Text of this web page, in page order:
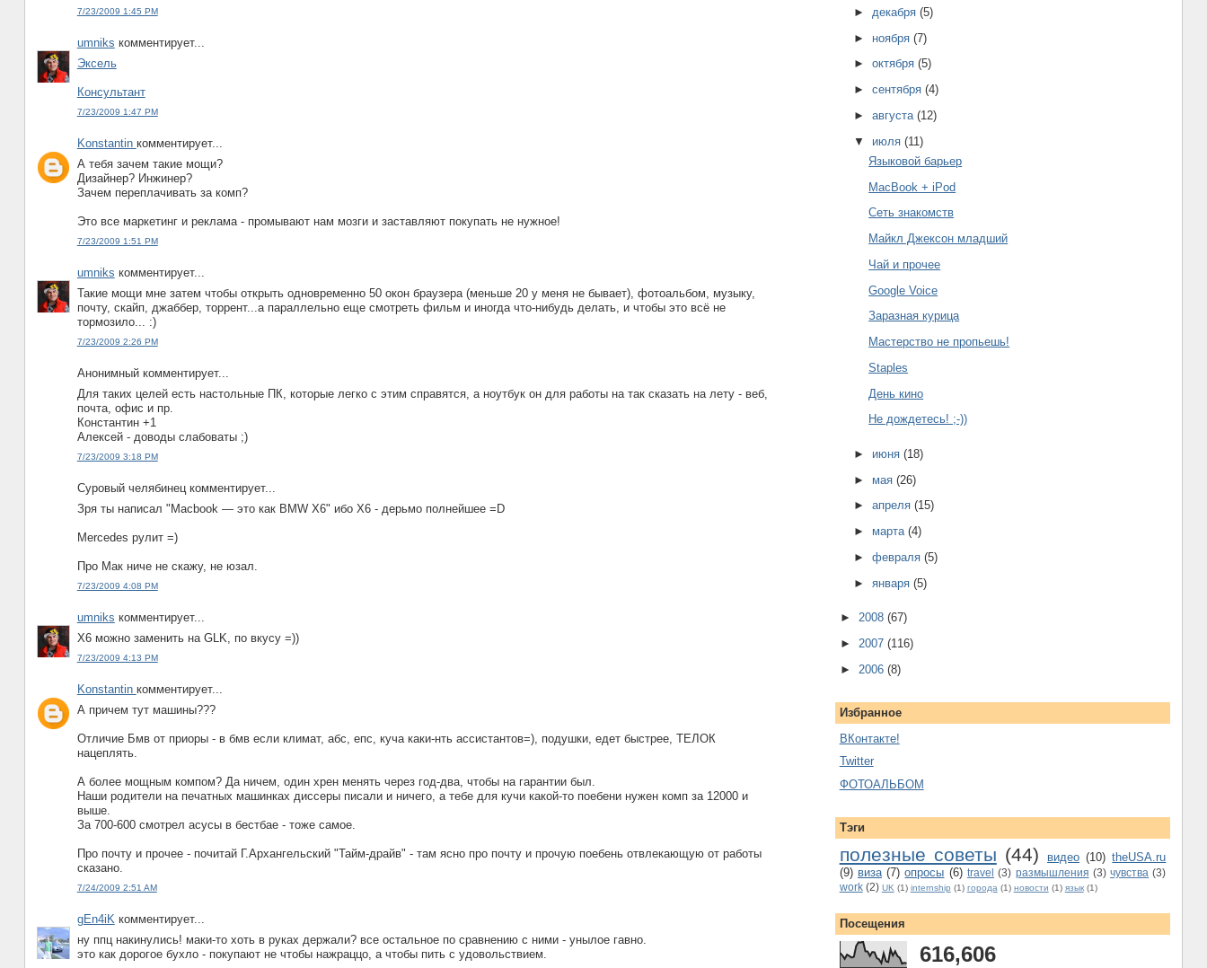
7/23/2009 1:45 PM
umniks комментирует...
Эксель
Консультант
7/23/2009 1:47 PM
Konstantin комментирует...
А тебя зачем такие мощи?
Дизайнер? Инжинер?
Зачем переплачивать за комп?
Это все маркетинг и реклама - промывают нам мозги и заставляют покупать не нужное!
7/23/2009 1:51 PM
umniks комментирует...
Такие мощи мне затем чтобы открыть одновременно 50 окон браузера (меньше 20 у меня не бывает), фотоальбом, музыку,
почту, скайп, джаббер, торрент...а параллельно еще смотреть фильм и иногда что-нибудь делать, и чтобы это всё не
тормозило... :)
7/23/2009 2:26 PM
Анонимный комментирует...
Для таких целей есть настольные ПК, которые легко с этим справятся, а ноутбук он для работы на так сказать на лету - веб,
почта, офис и пр.
Константин +1
Алексей - доводы слабоваты ;)
7/23/2009 3:18 PM
Суровый челябинец комментирует...
Зря ты написал "Macbook — это как BMW X6" ибо X6 - дерьмо полнейшее =D
Mercedes рулит =)
Про Мак ниче не скажу, не юзал.
7/23/2009 4:08 PM
umniks комментирует...
X6 можно заменить на GLK, по вкусу =))
7/23/2009 4:13 PM
Konstantin комментирует...
А причем тут машины???
Отличие Бмв от приоры - в бмв если климат, абс, eпс, куча каки-нть ассистантов=), подушки, едет быстрее, ТЕЛОК
нацеплять.
А более мощным компом? Да ничем, один хрен менять через год-два, чтобы на гарантии был.
Наши родители на печатных машинках диссеры писали и ничего, а тебе для кучи какой-то поебени нужен комп за 12000 и
выше.
За 700-600 смотрел асусы в бестбае - тоже самое.
Про почту и прочее - почитай Г.Архангельский "Тайм-драйв" - там ясно про почту и прочую поебень отвлекающую от работы
сказано.
7/24/2009 2:51 AM
gEn4iKкомментирует...
ну ппц накинулись! маки-то хоть в руках держали? все остальное по сравнению с ними - унылое гавно.
это как дорогое бухло - покупают не чтобы нажраццо, а чтобы пить с удовольствием.
► декабря(5)
► ноября(7)
►октября(5)
►сентября(4)
►августа(12)
▼ июля(11)
Языковой барьер
MacBook + iPod
Сеть знакомств
Майкл Джексон младший
Чай и прочее
Google Voice
Заразная курица
Мастерство не пропьешь!
Staples
День кино
Не дождетесь! ;-))
► июня(18)
► мая(26)
►апреля(15)
► марта(4)
►февраля(5)
►января(5)
► 2008 (67)
► 2007 (116)
► 2006 (8)
Избранное
ВКонтакте!
Twitter
ФОТОАЛЬБОМ
Тэги
полезные советы (44) видео (10) theUSA.ru
(9) виза (7) опросы (6) travel (3) размышления (3) чувства (3)
work (2) UK (1) internship (1) города (1) новости (1) язык (1)
Посещения
616,606